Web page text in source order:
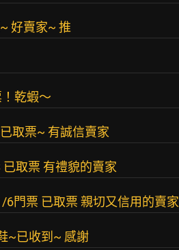
好賣家~ 推
乾蝦～
取票~ 有誠信賣家
取票 有禮貌的賣家
門票 已取票 親切又信用的賣家
~已收到~ 感謝